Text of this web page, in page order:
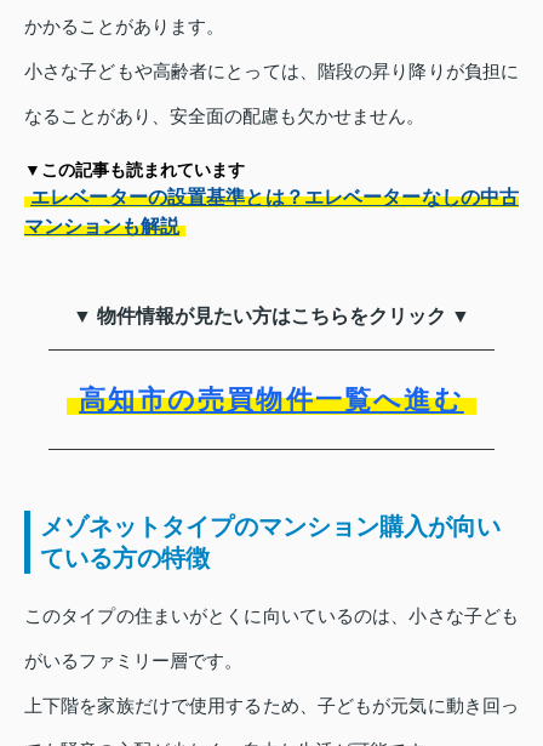
かかることがあります。
小さな子どもや高齢者にとっては、階段の昇り降りが負担に
なることがあり、安全面の配慮も欠かせません。
▼この記事も読まれています
エレベーターの設置基準とは？エレベーターなしの中古
マンションも解説
▼ 物件情報が見たい方はこちらをクリック ▼
高知市の売買物件一覧へ進む
メゾネットタイプのマンション購入が向い
ている方の特徴
このタイプの住まいがとくに向いているのは、小さな子ども
がいるファミリー層です。
上下階を家族だけで使用するため、子どもが元気に動き回っ